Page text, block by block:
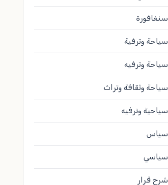
سنغافورة
سياحة وترفية
سياحة وترفيه
سياحة وثقافة وتراث
سياحية وترفيه
سياس
سياسي
شرح قرار